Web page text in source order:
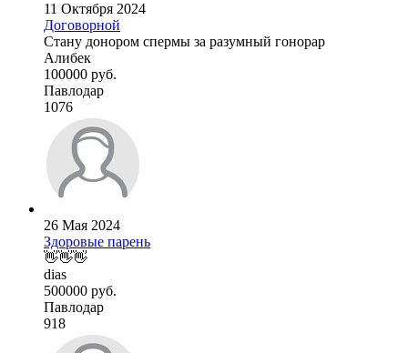
11 Октября 2024
Договорной
Стану донором спермы за разумный гонорар
Алибек
100000 руб.
Павлодар
1076
26 Мая 2024
Здоровые парень
👋👋👋
dias
500000 руб.
Павлодар
918